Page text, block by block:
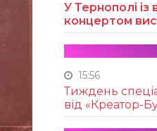
У Тернополі із
концертом
15:56
Тиждень
від «Креатор-